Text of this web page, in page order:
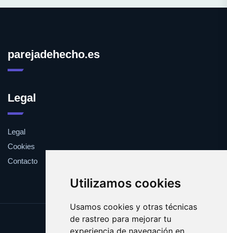
Utilizamos cookies
Usamos cookies y otras técnicas
de rastreo para mejorar tu
experiencia de navegación en
parejadehecho.es
Legal
Legal
Cookies
Contacto
Update cookies preferences